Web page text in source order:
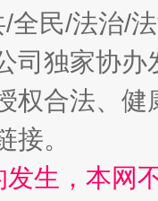
全民/法治/
司独家协
权合法、
接。
发生，本网